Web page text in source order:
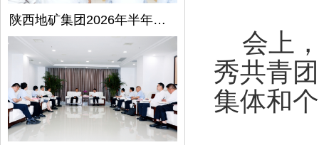
陕西地矿集团2026年半年工作会议在西安召开
会上，
秀共青
集体和